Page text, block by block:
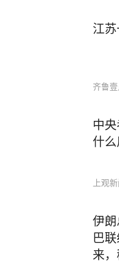
江
齐鲁
中
什
上观
伊
巴
来